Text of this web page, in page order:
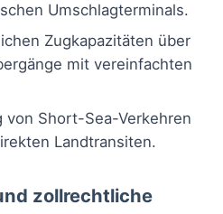
Umschlagterminals.
Zugkapazitäten über
mit vereinfachten
von Short-Sea-Verkehren
Landtransiten.
zollrechtliche